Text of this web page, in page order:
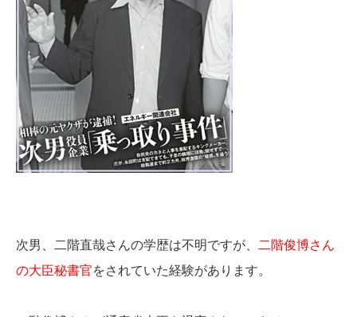
次男、二階直哉さんの学歴は不明ですが、
二階俊博さん
の大臣秘書官をされていた経験があります。